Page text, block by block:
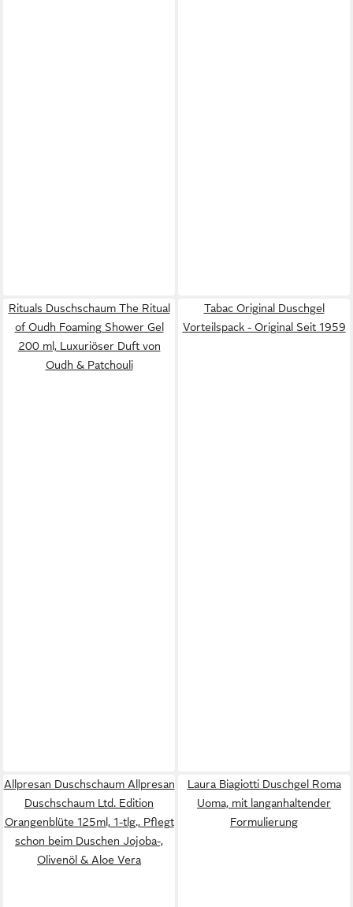
Rituals Duschschaum The Ritual
of Oudh Foaming Shower Gel
200 ml, Luxuriöser Duft von
Oudh & Patchouli
Tabac Original Duschgel
Vorteilspack - Original Seit 1959
Allpresan Duschschaum Allpresan
Duschschaum Ltd. Edition
Orangenblüte 125ml, 1-tlg., Pflegt
schon beim Duschen Jojoba-,
Olivenöl & Aloe Vera
Laura Biagiotti Duschgel Roma
Uoma, mit langanhaltender
Formulierung